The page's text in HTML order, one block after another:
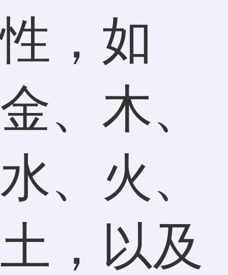
性，如
金、木、
水、火、
土，以及